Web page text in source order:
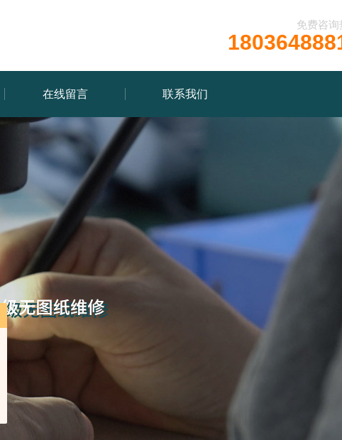
免费咨询
在线留言 联系我们